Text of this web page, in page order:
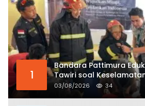
1
Bandara Pattimura
Tawiri soal
dan Bahaya Bermain
KKOP
03/08/2026 34